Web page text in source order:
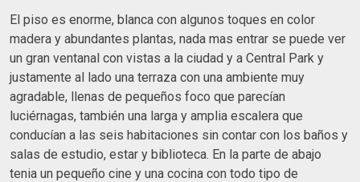
El piso es enorme, blanca con algunos toques en color
madera y abundantes plantas, nada mas entrar se puede ver
un gran ventanal con vistas a la ciudad y a Central Park y
justamente al lado una terraza con una ambiente muy
agradable, llenas de pequeños foco que parecían
luciérnagas, también una larga y amplia escalera que
conducían a las seis habitaciones sin contar con los baños y
salas de estudio, estar y biblioteca. En la parte de abajo
tenia un pequeño cine y una cocina con todo tipo de